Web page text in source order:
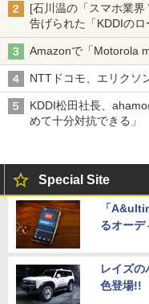
[石川温の「スマホ業界
告げられた「KDDIのロ
穴と楽天モバイルの課
Amazonで「Motorola
NTTドコモ、エリクソ
KDDI松田社長、
めて十分対抗できる」
Special Site
「
るオーデ
レイズ
色登場!!